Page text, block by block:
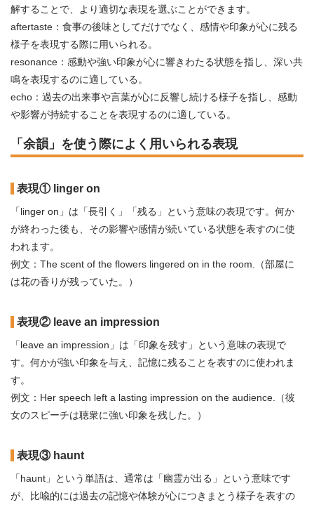
解することで、より適切な表現を選ぶことができます。
aftertaste：食事の後味としてだけでなく、感情や印象が心に残る
様子を表現する際に用いられる。
resonance：感動や強い印象が心に響きわたる状態を指し、深い共
鳴を表現するのに適している。
echo：過去の出来事や言葉が心に反響し続ける様子を指し、感動
や影響が持続することを表現するのに適している。
「余韻」を使う際によく用いられる表現
表現① linger on
「linger on」は「長引く」「残る」という意味の表現です。何か
が終わった後も、その影響や感情が続いている状態を表すのに使
われます。
例文：The scent of the flowers lingered on in the room.（部屋に
は花の香りが残っていた。）
表現② leave an impression
「leave an impression」は「印象を残す」という意味の表現で
す。何かが強い印象を与え、記憶に残ることを表すのに使われま
す。
例文：Her speech left a lasting impression on the audience.（彼
女のスピーチは聴衆に強い印象を残した。）
表現③ haunt
「haunt」という単語は、通常は「幽霊が出る」という意味です
が、比喩的には過去の記憶や体験が心につきまとう様子を表すの